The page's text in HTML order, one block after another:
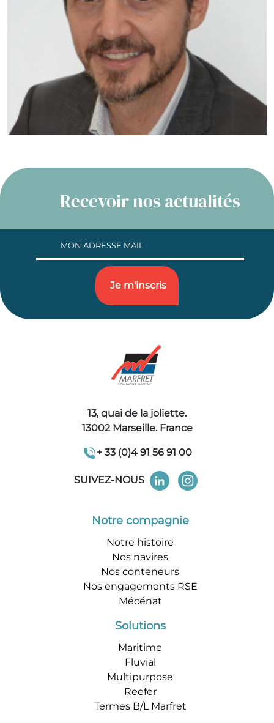
Recevoir nos actualités
13, quai de la joliette.
13002 Marseille. France
+ 33 (0)4 91 56 91 00
SUIVEZ-NOUS
Notre compagnie
Notre histoire
Nos navires
Nos conteneurs
Nos engagements RSE
Mécénat
Solutions
Maritime
Fluvial
Multipurpose
Reefer
Termes B/L Marfret